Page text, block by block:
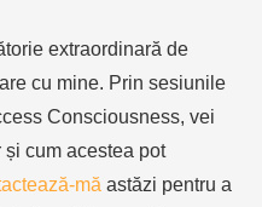
extraordinară de
cu mine. Prin sesiunile
Consciousness, vei
cum acestea pot
mă astăzi pentru a